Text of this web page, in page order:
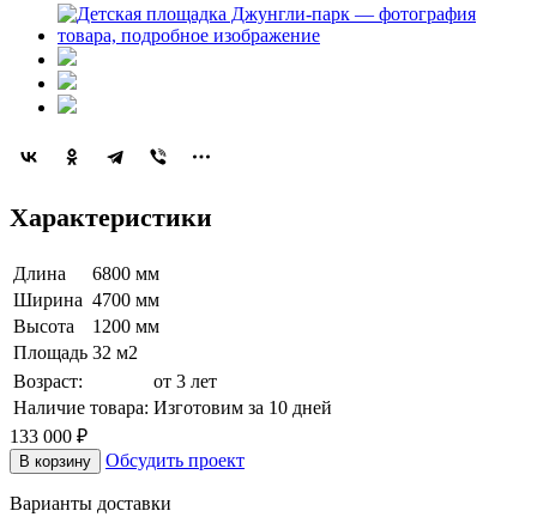
Характеристики
Длина
6800 мм
Ширина 4700 мм
Высота
1200 мм
Площадь 32 м2
Возраст:
от 3 лет
Наличие товара: Изготовим за 10 дней
133 000 ₽
В корзину Обсудить проект
Варианты доставки